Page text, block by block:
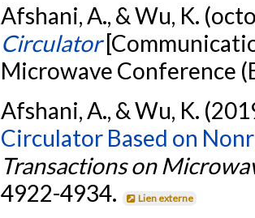
Afshani, A., & Wu, K.
Circulator
Microwave Conference
Afshani, A., & Wu, K.
Circulator Based on
Transactions on
4922-4934.
Lien externe